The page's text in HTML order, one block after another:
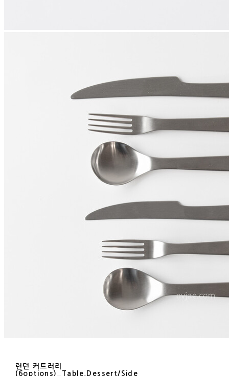
런던 커트러리
(6options)_Table,Dessert/Side